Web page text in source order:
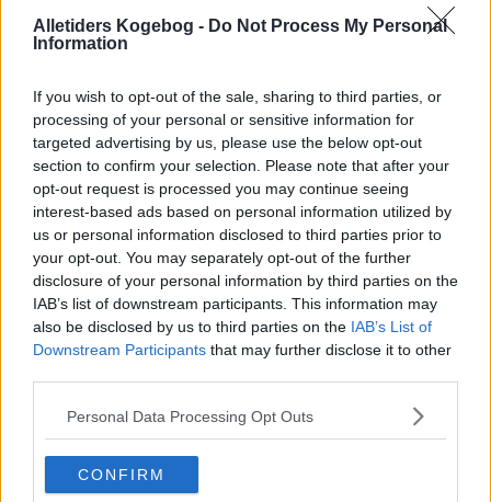
Alletiders Kogebog - Do Not Process My Personal
Information
If you wish to opt-out of the sale, sharing to third parties, or
processing of your personal or sensitive information for
targeted advertising by us, please use the below opt-out
section to confirm your selection. Please note that after your
opt-out request is processed you may continue seeing
interest-based ads based on personal information utilized by
us or personal information disclosed to third parties prior to
your opt-out. You may separately opt-out of the further
disclosure of your personal information by third parties on the
IAB’s list of downstream participants. This information may
also be disclosed by us to third parties on the IAB’s List of
Downstream Participants that may further disclose it to other
Personal Data Processing Opt Outs
CONFIRM
Opskriftsinfo
Ret :Hovedretter -Hovedretter med skaldyr
Hovedingrediens :Skaldyr -Krabber
Bedøm retten
Brugernes vurdering: